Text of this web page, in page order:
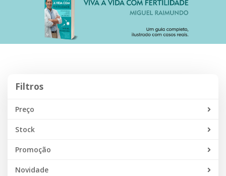
Filtros
Preço
Stock
Promoção
Novidade